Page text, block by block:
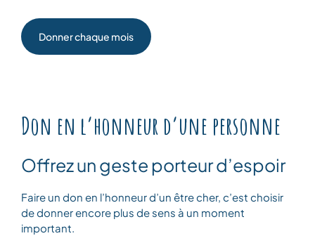
Donner chaque mois
Don en l’honneur d’une personne
Offrez un geste porteur d’espoir
Faire un don en l’honneur d’un être cher, c’est choisir
de donner encore plus de sens à un moment
important.